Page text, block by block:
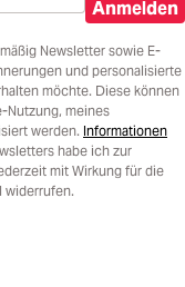
Anmelden
Newsletter sowie E-
und personalisierte
möchte. Diese können
Nutzung, meines
werden. Informationen
habe ich zur
mit Wirkung für die
widerrufen.